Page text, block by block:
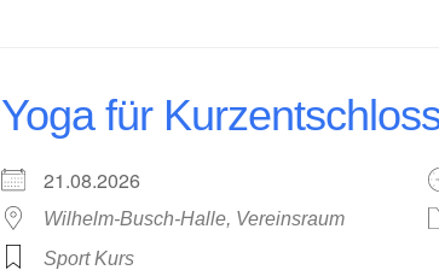
Yoga für
21.08.2026
Wilhelm-Busch-Halle, Vereinsraum
Sport Kurs